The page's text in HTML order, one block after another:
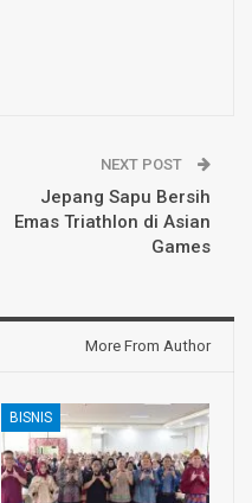
NEXT POST
Jepang Sapu Bersih
Emas Triathlon di Asian
Games
More From Author
BISNIS